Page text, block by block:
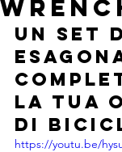
un set
la tua
di
https://youtu.be/